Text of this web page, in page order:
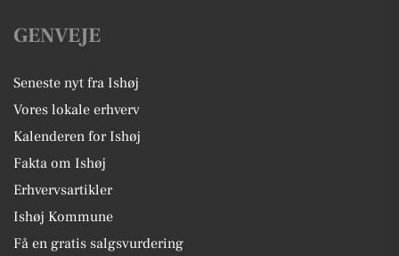
GENVEJE
Seneste nyt fra Ishøj
Vores lokale erhverv
Kalenderen for Ishøj
Fakta om Ishøj
Erhvervsartikler
Ishøj Kommune
Få en gratis salgsvurdering